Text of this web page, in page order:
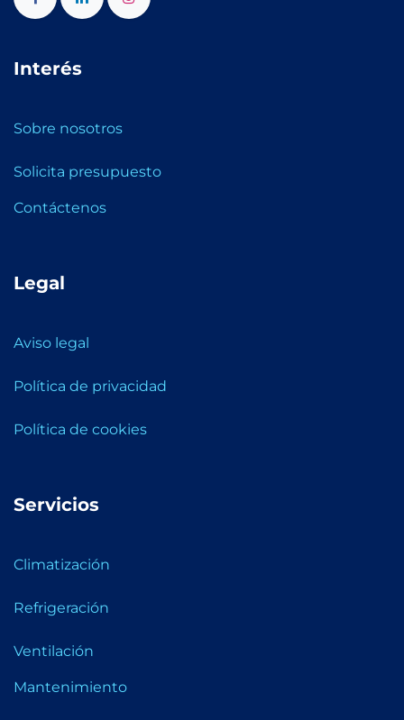
Interés
Sobre nosotros
Solicita presupuesto
Contáctenos
Legal
Aviso legal
Política de privacidad
Política de cookies
Servicios
Climatización
Refrigeración
Ventilación
Mantenimiento